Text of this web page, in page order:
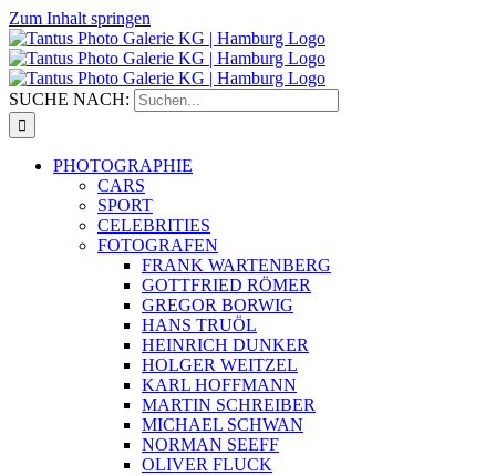
Zum Inhalt springen
SUCHE NACH:
PHOTOGRAPHIE
CARS
SPORT
CELEBRITIES
FOTOGRAFEN
FRANK WARTENBERG
GOTTFRIED RÖMER
GREGOR BORWIG
HANS TRUÖL
HEINRICH DUNKER
HOLGER WEITZEL
KARL HOFFMANN
MARTIN SCHREIBER
MICHAEL SCHWAN
NORMAN SEEFF
OLIVER FLUCK